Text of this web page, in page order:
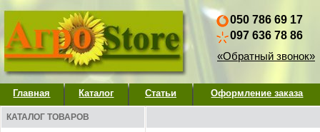
050 786 69 17
097 636 78 86
«Обратный звонок»
Главная Каталог Статьи Оформление заказа
КАТАЛОГ ТОВАРОВ